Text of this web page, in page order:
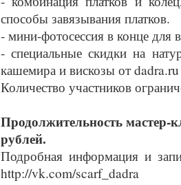
способы завязывания платков.
- мини-фотосессия в конце для
- специальные скидки на
кашемира и вискозы от dadra.ru
Количество участников
Продолжительность мастер-
рублей.
Подробная информация и
http://vk.com/scarf_dadra